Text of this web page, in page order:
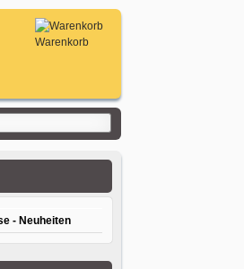
Warenkorb
- Neuheiten